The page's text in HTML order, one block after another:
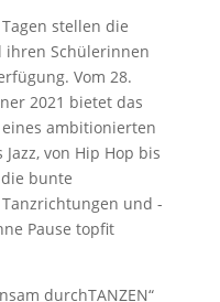
stellen die
ihren Schülerinnen
Vom 28.
2021 bietet das
eines ambitionierten
von Hip Hop bis
bunte
und -
Pause topfit
durchTANZEN“